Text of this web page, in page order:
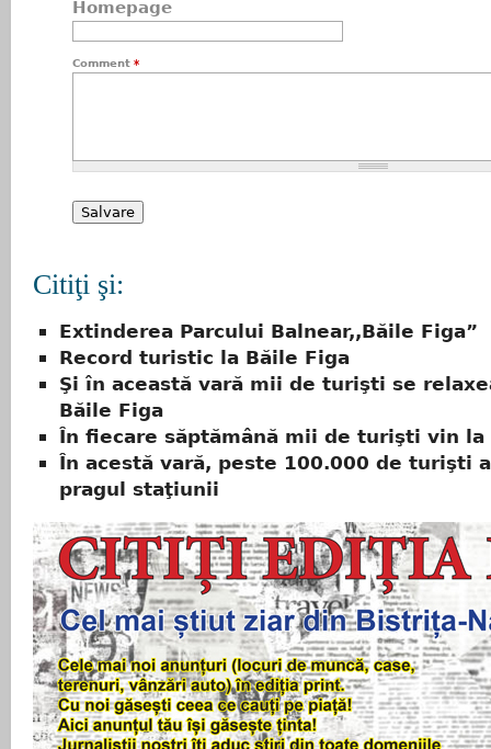
Homepage
Comment *
Citiţi şi:
Extinderea Parcului Balnear,,Băile Figa”
Record turistic la Băile Figa
Şi în această vară mii de turişti se
Băile Figa
În fiecare săptămână mii de turişti vin la
În acestă vară, peste 100.000 de turişti
pragul staţiunii